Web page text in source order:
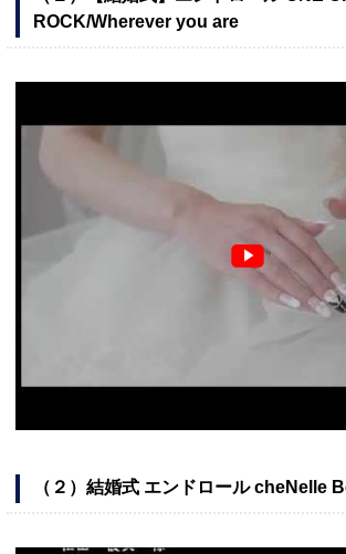
ROCK/Wherever you are
（２）結婚式 エンドロール cheNelle